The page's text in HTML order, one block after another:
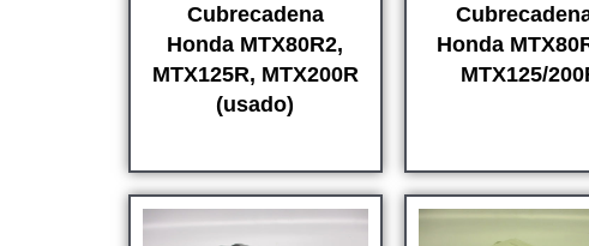
Cubrecadena
Honda MTX80R2,
MTX125R, MTX200R
(usado)
Honda
MTX125/